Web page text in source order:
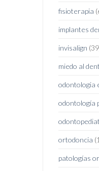
fisioterapia
implantes
invisalign
miedo al
odontologia
odontología
ortodoncia
patologías